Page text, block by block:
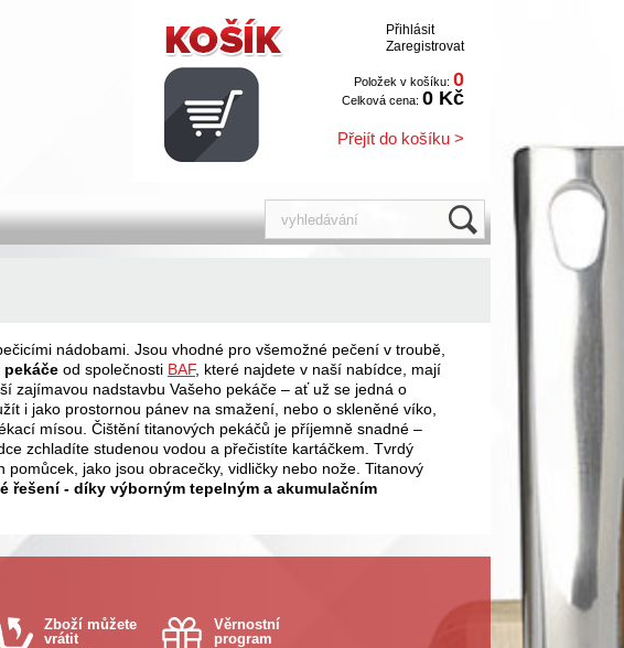
Přihlásit
Zaregistrovat
Položek v košíku: 0
Celková cena: 0 Kč
Přejít do košíku >
nádobami. Jsou vhodné pro všemožné pečení v troubě,
pekáče od společnosti BAF, které najdete v naší nabídce, mají
zajímavou nadstavbu Vašeho pekáče – ať už se jedná o
i jako prostornou pánev na smažení, nebo o skleněné víko,
mísou. Čištění titanových pekáčů je příjemně snadné –
zchladíte studenou vodou a přečistíte kartáčkem. Tvrdý
jako jsou obracečky, vidličky nebo nože. Titanový
řešení - díky výborným tepelným a akumulačním
Zboží můžete
vrátit
Věrnostní
program